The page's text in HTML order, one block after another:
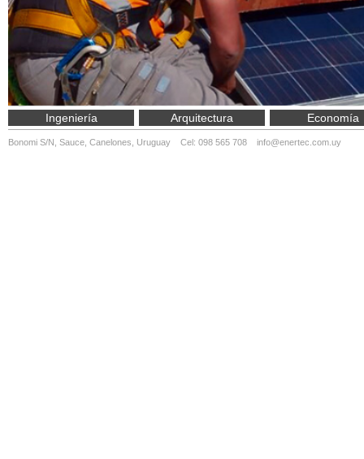
Ingeniería Arquitectura Economía
Bonomi S/N, Sauce, Canelones, Uruguay Cel: 098 565 708 info@enertec.com.uy